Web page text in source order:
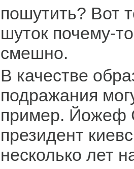
пошутить? Вот
шуток почему-
смешно.
В качестве
подражания
пример. Йожеф
президент
несколько лет